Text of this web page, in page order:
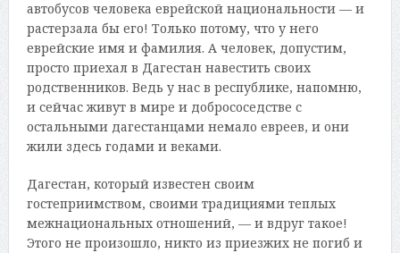
автобусов человека еврейской национальности — и
растерзала бы его! Только потому, что у него
еврейские имя и фамилия. А человек, допустим,
просто приехал в Дагестан навестить своих
родственников. Ведь у нас в республике, напомню,
и сейчас живут в мире и добрососедстве с
остальными дагестанцами немало евреев, и они
жили здесь годами и веками.
Дагестан, который известен своим
гостеприимством, своими традициями теплых
межнациональных отношений, — и вдруг такое!
Этого не произошло, никто из приезжих не погиб и